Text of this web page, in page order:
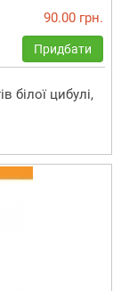
90.00 грн.
Придбати
білої цибулі,